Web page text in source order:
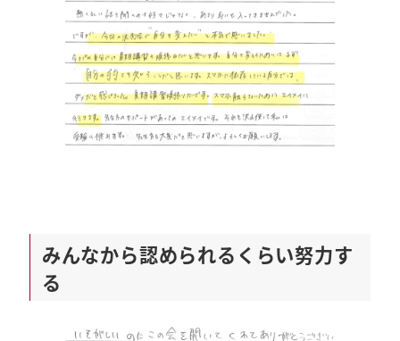
みんなから認められるくらい努力す
る